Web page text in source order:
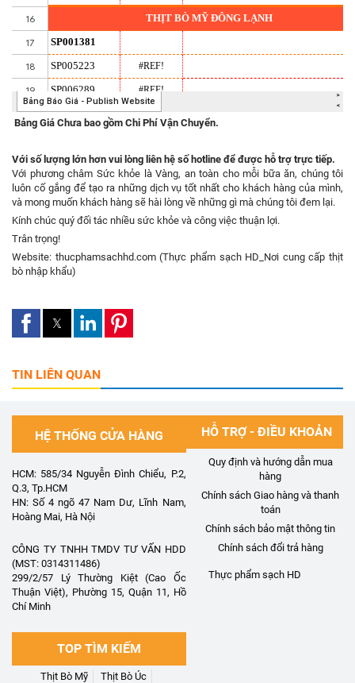
Bảng Giá Chưa bao gồm Chi Phí Vận Chuyển.
Với số lượng lớn hơn vui lòng liên hệ số hotline để được hỗ trợ trực tiếp.
Với phương châm Sức khỏe là Vàng, an toàn cho mỗi bữa ăn, chúng tôi
luôn cố gắng để tạo ra những dịch vụ tốt nhất cho khách hàng của mình,
và mong muốn khách hàng sẽ hài lòng về những gì mà chúng tôi đem lại.
Kính chúc quý đối tác nhiều sức khỏe và công việc thuận lợi.
Trân trọng!
Website: thucphamsachhd.com(Thực phẩm sạch HD_Nơi cung cấp thịt
bò nhập khẩu)
TIN LIÊN QUAN
HỆ THỐNG CỬA HÀNG
HCM: 585/34 Nguyễn Đình Chiểu, P.2,
Q.3, Tp.HCM
HN: Số 4 ngõ 47 Nam Dư, Lĩnh Nam,
Hoàng Mai, Hà Nội
CÔNG TY TNHH TMDV TƯ VẤN HDD
(MST: 0314311486)
299/2/57 Lý Thường Kiệt (Cao Ốc
Thuận Việt), Phường 15, Quận 11, Hồ
Chí Minh
HỖ TRỢ - ĐIỀU KHOẢN
Quy định và hướng dẫn mua
hàng
Chính sách Giao hàng và thanh
toán
Chính sách bảo mật thông tin
Chính sách đổi trả hàng
TOP TÌM KIẾM
Thịt Bò Mỹ Thịt Bò Úc
Thực phẩm sạch HD